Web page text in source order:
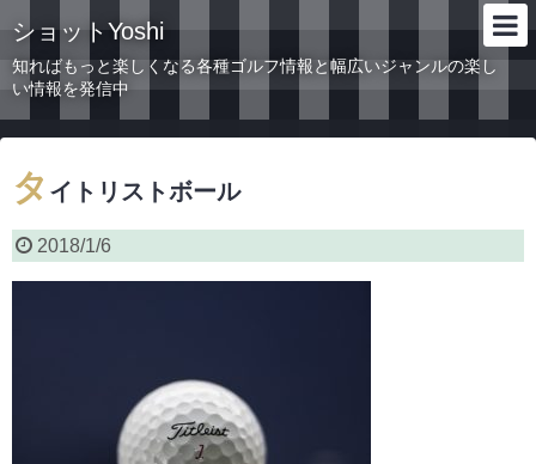
ショットYoshi
知ればもっと楽しくなる各種ゴルフ情報と幅広いジャンルの楽し
い情報を発信中
タ イトリストボール
2018/1/6